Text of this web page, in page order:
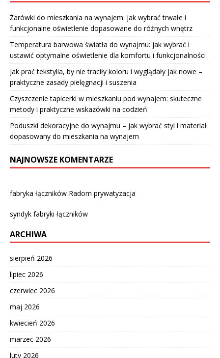
Żarówki do mieszkania na wynajem: jak wybrać trwałe i
funkcjonalne oświetlenie dopasowane do różnych wnętrz
Temperatura barwowa światła do wynajmu: jak wybrać i
ustawić optymalne oświetlenie dla komfortu i funkcjonalności
Jak prać tekstylia, by nie traciły koloru i wyglądały jak nowe –
praktyczne zasady pielęgnacji i suszenia
Czyszczenie tapicerki w mieszkaniu pod wynajem: skuteczne
metody i praktyczne wskazówki na codzień
Poduszki dekoracyjne do wynajmu – jak wybrać styl i materiał
dopasowany do mieszkania na wynajem
NAJNOWSZE KOMENTARZE
fabryka łączników Radom prywatyzacja
syndyk fabryki łączników
ARCHIWA
sierpień 2026
lipiec 2026
czerwiec 2026
maj 2026
kwiecień 2026
marzec 2026
luty 2026